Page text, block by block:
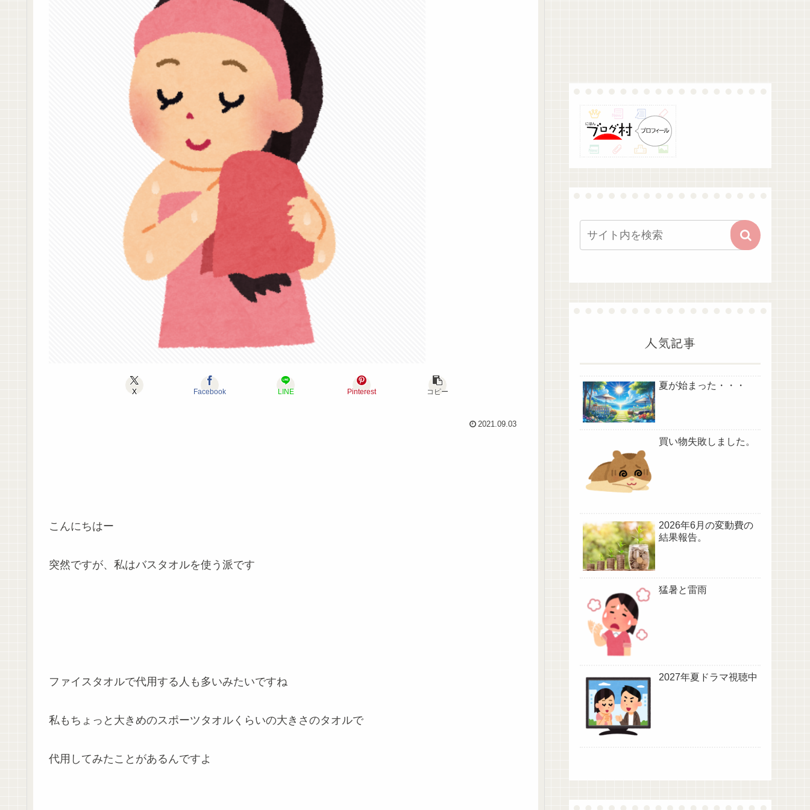
X Facebook LINE Pinterest コピー
2021.09.03
こんにちはー
突然ですが、私はバスタオルを使う派です
ファイスタオルで代用する人も多いみたいですね
私もちょっと大きめのスポーツタオルくらいの大きさのタオルで
代用してみたことがあるんですよ
人気記事
夏が始まった・・・
買い物失敗しました。
2026年6月の変動費の
結果報告。
猛暑と雷雨
2027年夏ドラマ視聴中